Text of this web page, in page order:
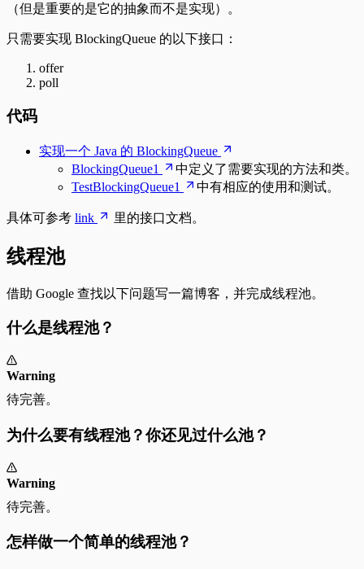
（但是重要的是它的抽象而不是实现）。
只需要实现 BlockingQueue 的以下接口：
offer
poll
代码
实现一个 Java 的 BlockingQueue
BlockingQueue1
中定义了需要实现的方法和类。
TestBlockingQueue1
中有相应的使用和测试。
具体可参考 link 里的接口文档。
线程池
借助 Google 查找以下问题写一篇博客，并完成线程池。
什么是线程池？
Warning
待完善。
为什么要有线程池？你还见过什么池？
Warning
待完善。
怎样做一个简单的线程池？